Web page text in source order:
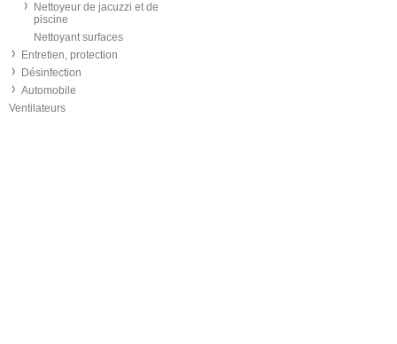
Nettoyeur de jacuzzi et de
piscine
Nettoyant surfaces
Entretien, protection
Désinfection
Automobile
Ventilateurs